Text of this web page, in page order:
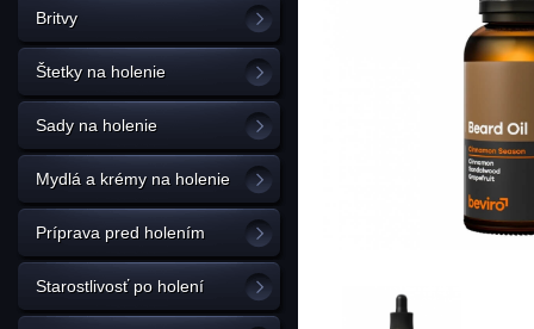
Britvy
Štetky na holenie
Sady na holenie
Mydlá a krémy na holenie
Príprava pred holením
Starostlivosť po holení